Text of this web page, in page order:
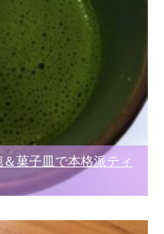
菓子皿で本格派ティ